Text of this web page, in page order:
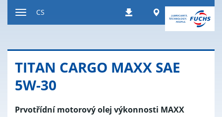
StahováníWorldwide
CS
TITAN CARGO MAXX SAE
5W-30
Prvotřídní motorový olej výkonnosti MAXX